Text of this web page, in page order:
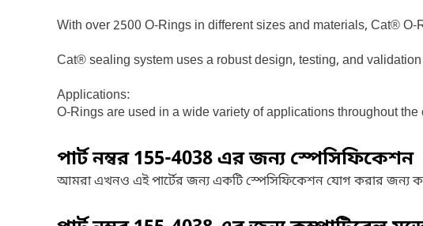
With over 2500 O-Rings in different sizes and materials, Cat®
Cat® sealing system uses a robust design, testing, and
Applications:
O-Rings are used in a wide variety of applications throughout
পার্ট নম্বর155-4038এর জন্য স্পেসিফিকেশন
আমরা এখনও এই পার্টের জন্য একটি স্পেসিফিকেশন যোগ করার জন্য